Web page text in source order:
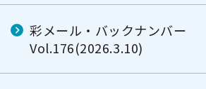
彩メール・バックナンバー
Vol.176(2026.3.10)